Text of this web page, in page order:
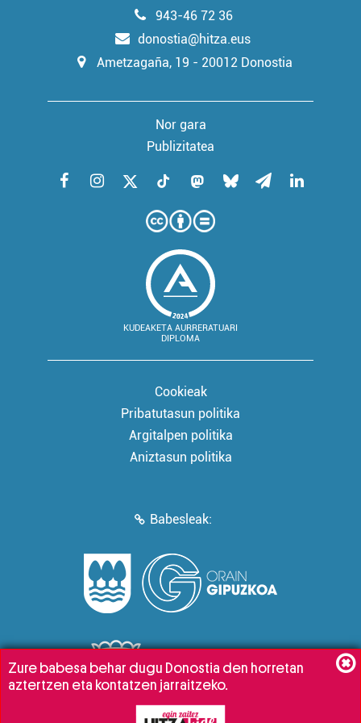
943-46 72 36
donostia@hitza.eus
Ametzagaña, 19 - 20012 Donostia
Nor gara
Publizitatea
KUDEAKETA AURRERATUARI
DIPLOMA
Cookieak
Pribatutasun politika
Argitalpen politika
Aniztasun politika
Babesleak:
Zure babesa behar dugu Donostia den horretan
aztertzen eta kontatzen jarraitzeko.